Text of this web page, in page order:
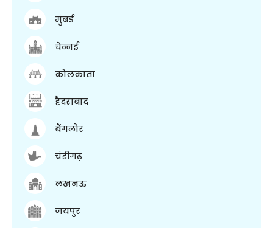
मुंबई
चेन्नई
कोलकाता
हैदराबाद
बैंगलोर
चंडीगढ़
लखनऊ
जयपुर